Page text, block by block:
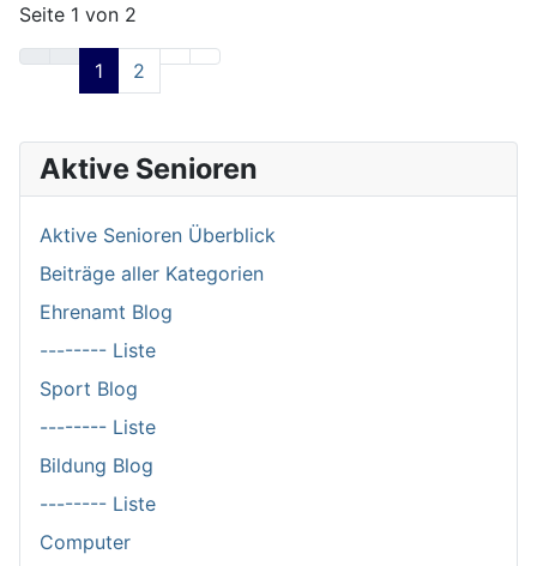
Aktive Senioren
Aktive Senioren Überblick
Beiträge aller Kategorien
Ehrenamt Blog
-------- Liste
Sport Blog
-------- Liste
Bildung Blog
-------- Liste
Computer
Seite 1 von 2
1 2